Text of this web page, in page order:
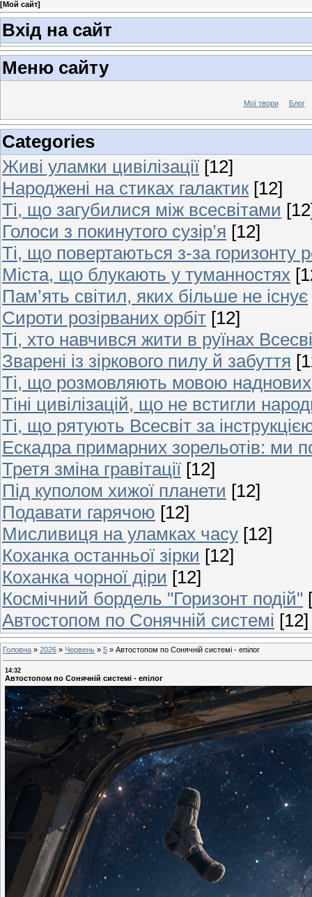
[Мой сайт]
Вхід на сайт
Меню сайту
Мої твори Блог
Categories
Живі уламки цивілізації [12]
Народжені на стиках галактик [12]
Ті, що загубилися між всесвітами
Голоси з покинутого сузір’я [12]
Ті, що повертаються з-за горизонту
Міста, що блукають у туманностях
Пам’ять світил, яких більше не існує
Сироти розірваних орбіт [12]
Ті, хто навчився жити в руїнах
Зварені із зіркового пилу й забуття
Ті, що розмовляють мовою наднових
Тіні цивілізацій, що не встигли
Ті, що рятують Всесвіт за
Ескадра примарних зорельотів: ми
Третя зміна гравітації [12]
Під куполом хижої планети [12]
Подавати гарячою [12]
Мисливиця на уламках часу [12]
Коханка останньої зірки [12]
Коханка чорної діри [12]
Космічний бордель "Горизонт подій"
Автостопом по Сонячній системі [12]
Головна » 2026 » Червень » 5 » Автостопом по Сонячній системі - епілог
14:32
Автостопом по Сонячній системі - епілог